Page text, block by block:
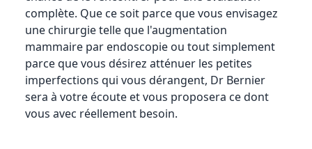
complète. Que ce soit parce que vous envisagez
une chirurgie telle que l'augmentation
mammaire par endoscopie ou tout simplement
parce que vous désirez atténuer les petites
imperfections qui vous dérangent, Dr Bernier
sera à votre écoute et vous proposera ce dont
vous avec réellement besoin.